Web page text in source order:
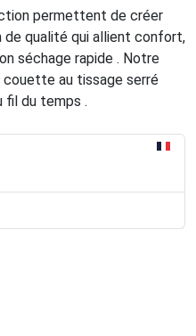
permettent de créer
qualité qui allient confort,
séchage rapide . Notre
couette au tissage serré
fil du temps .